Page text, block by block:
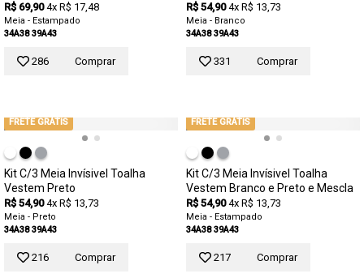
R$ 69,90 4x R$ 17,48
Meia - Estampado
34A38 39A43
286 Comprar
R$ 54,90 4x R$ 13,73
Meia - Branco
34A38 39A43
331 Comprar
FRETE GRÁTIS
Kit C/3 Meia Invísivel Toalha
Vestem Preto
R$ 54,90 4x R$ 13,73
Meia - Preto
34A38 39A43
216 Comprar
FRETE GRÁTIS
Kit C/3 Meia Invísivel Toalha
Vestem Branco e Preto e Mescla
R$ 54,90 4x R$ 13,73
Meia - Estampado
34A38 39A43
217 Comprar